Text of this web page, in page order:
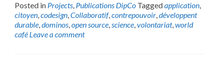
Posted in Projects, Publications DipCo Taggedapplication,
citoyen,codesign,Collaboratif,contrepouvoir,développent
durable,dominos,open source,science,volontariat,world
café Leave a comment